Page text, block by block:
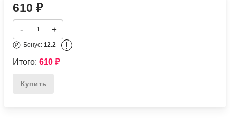
610₽
- +
Бонус:12.2 !
Итого:610₽
Купить